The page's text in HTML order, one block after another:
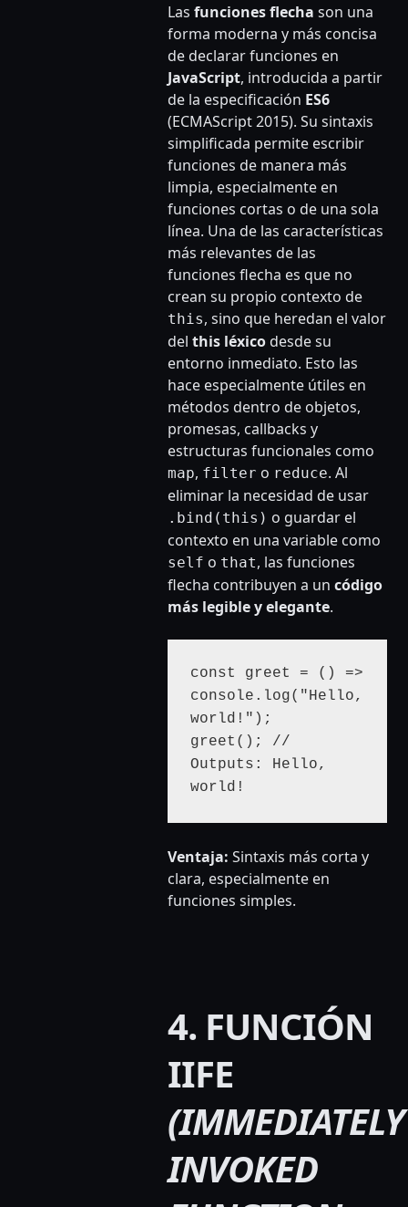
Las funciones flecha son una
forma moderna y más concisa
de declarar funciones en
JavaScript, introducida a partir
de la especificación ES6
(ECMAScript 2015). Su sintaxis
simplificada permite escribir
funciones de manera más
limpia, especialmente en
funciones cortas o de una sola
línea. Una de las características
más relevantes de las
funciones flecha es que no
crean su propio contexto de
this, sino que heredan el valor
del this léxicodesde su
entorno inmediato. Esto las
hace especialmente útiles en
métodos dentro de objetos,
promesas, callbacks y
estructuras funcionales como
map, filter o reduce. Al
eliminar la necesidad de usar
.bind(this) o guardar el
contexto en una variable como
self o that, las funciones
flecha contribuyen a un código
más legible y elegante.
const greet = () =>
console.log("Hello,
world!");
greet(); //
Outputs: Hello,
world!
Ventaja: Sintaxis más corta y
clara, especialmente en
funciones simples.
4. FUNCIÓN
IIFE
(IMMEDIATELY
INVOKED